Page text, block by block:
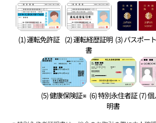
(1) 運転免許証 (2) 運転経歴証明
書
(3) パスポー
(5) 健康保険証※ (6) 特別永住者証
明書
(7)